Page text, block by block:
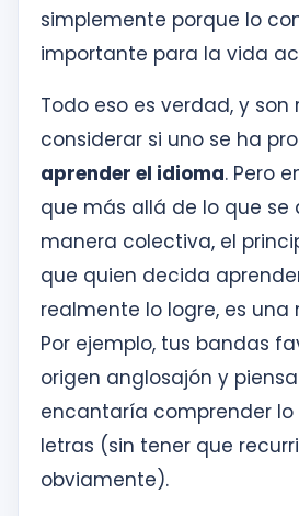
simplemente porque lo
importante para la vida
Todo eso es verdad, y son
considerar si uno se ha
aprender el idioma. Pero
que más allá de lo que se
manera colectiva, el
que quien decida
realmente lo logre, es
Por ejemplo, tus bandas
origen anglosajón y
encantaría comprender lo
letras (sin tener que
obviamente).